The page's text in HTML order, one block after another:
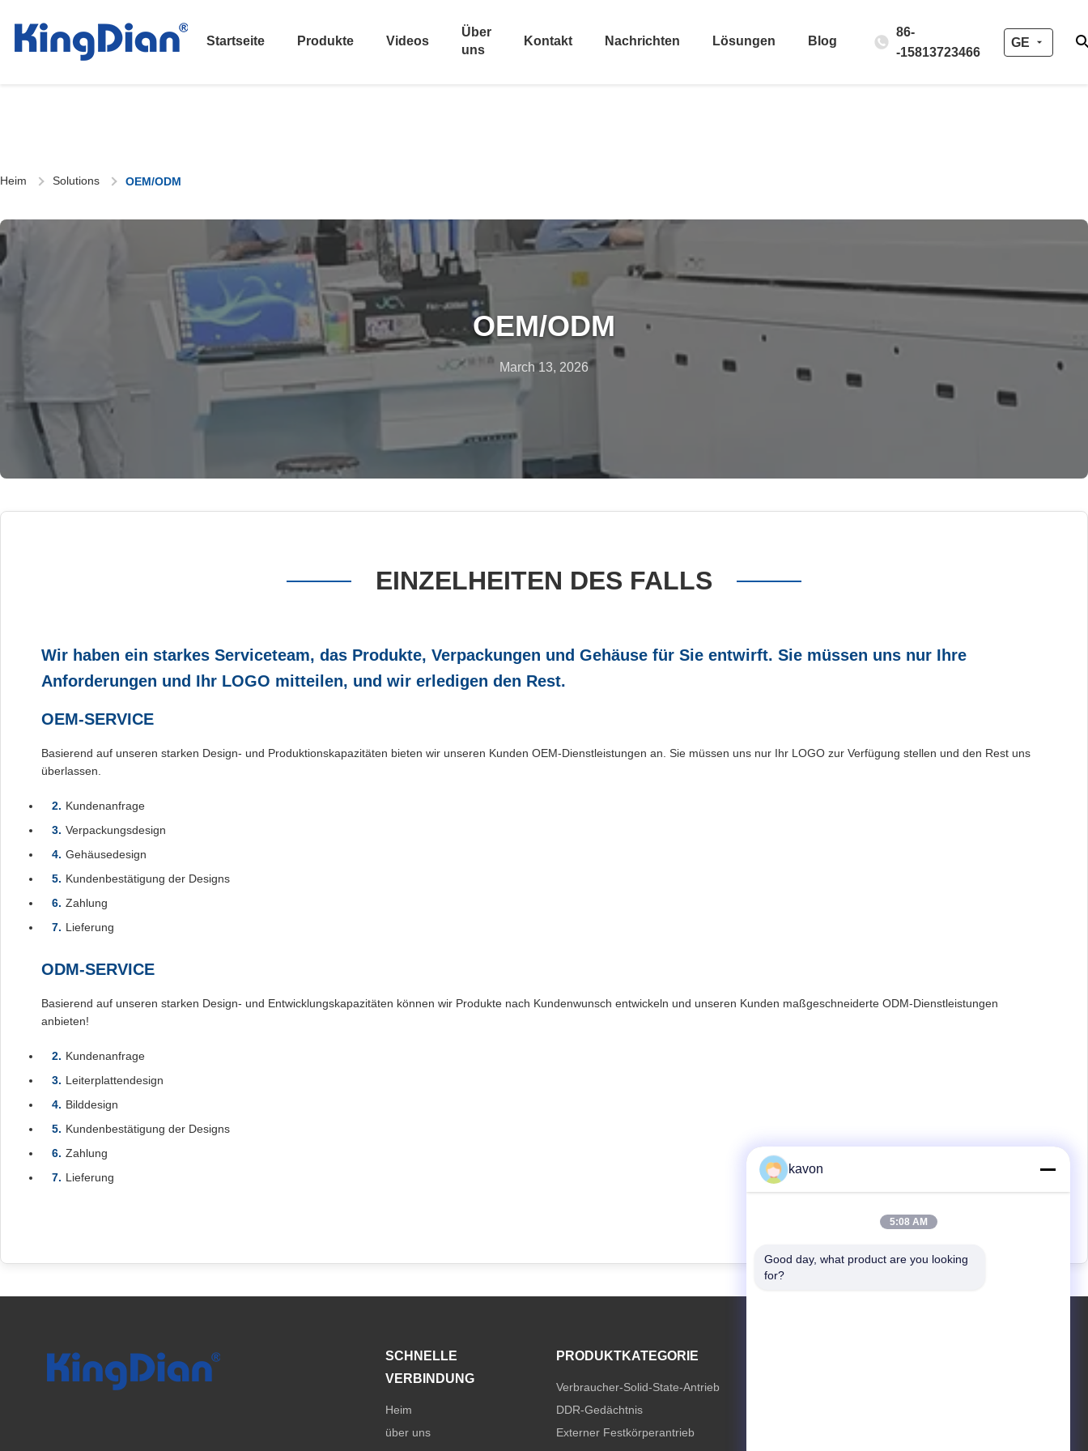
Startseite Produkte Videos
Über
uns
Kontakt Nachrichten Lösungen Blog
86-
-15813723466
GE
Heim Solutions OEM/ODM
OEM/ODM
March 13, 2026
EINZELHEITEN DES FALLS
Wir haben ein starkes Serviceteam, das Produkte, Verpackungen und Gehäuse für Sie entwirft. Sie müssen uns nur Ihre
Anforderungen und Ihr LOGO mitteilen, und wir erledigen den Rest.
OEM-SERVICE
Basierend auf unseren starken Design- und Produktionskapazitäten bieten wir unseren Kunden OEM-Dienstleistungen an. Sie müssen uns nur Ihr LOGO zur Verfügung stellen und den Rest uns
überlassen.
Kundenanfrage
Verpackungsdesign
Gehäusedesign
Kundenbestätigung der Designs
Zahlung
Lieferung
ODM-SERVICE
Basierend auf unseren starken Design- und Entwicklungskapazitäten können wir Produkte nach Kundenwunsch entwickeln und unseren Kunden maßgeschneiderte ODM-Dienstleistungen
anbieten!
Kundenanfrage
Leiterplattendesign
Bilddesign
Kundenbestätigung der Designs
Zahlung
Lieferung
SCHNELLE
VERBINDUNG
Heim
über uns
PRODUKTKATEGORIE
Verbraucher-Solid-State-Antrieb
DDR-Gedächtnis
Externer Festkörperantrieb
kavon
5:08 AM
Good day, what product are you looking
for?